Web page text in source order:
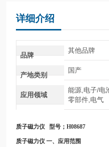
详细介绍
品牌
其他品牌
产地类别
国产
应用领域
能源,电子/电
零部件,电气
质子磁力仪 型号；H08687
质子磁力仪 一、应用范围